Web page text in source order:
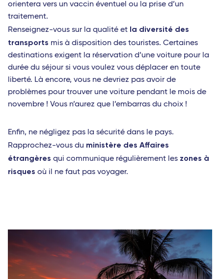
orientera vers un vaccin éventuel ou la prise d’un
traitement.
Renseignez-vous sur la qualité et la diversité des
transports mis à disposition des touristes. Certaines
destinations exigent la réservation d’une voiture pour la
durée du séjour si vous voulez vous déplacer en toute
liberté. Là encore, vous ne devriez pas avoir de
problèmes pour trouver une voiture pendant le mois de
novembre ! Vous n’aurez que l’embarras du choix !
Enfin, ne négligez pas la sécurité dans le pays.
Rapprochez-vous du ministère des Affaires
étrangères qui communique régulièrement les zones à
risques où il ne faut pas voyager.